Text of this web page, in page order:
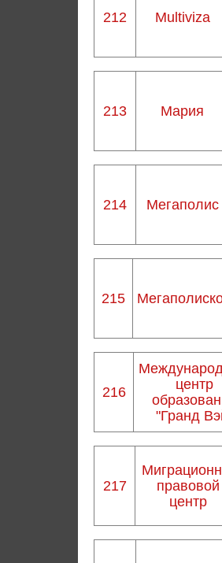
212 Мultiviza
213 Мария
214 Мегаполис
215
216
центр
"Гранд
217
правовой
центр